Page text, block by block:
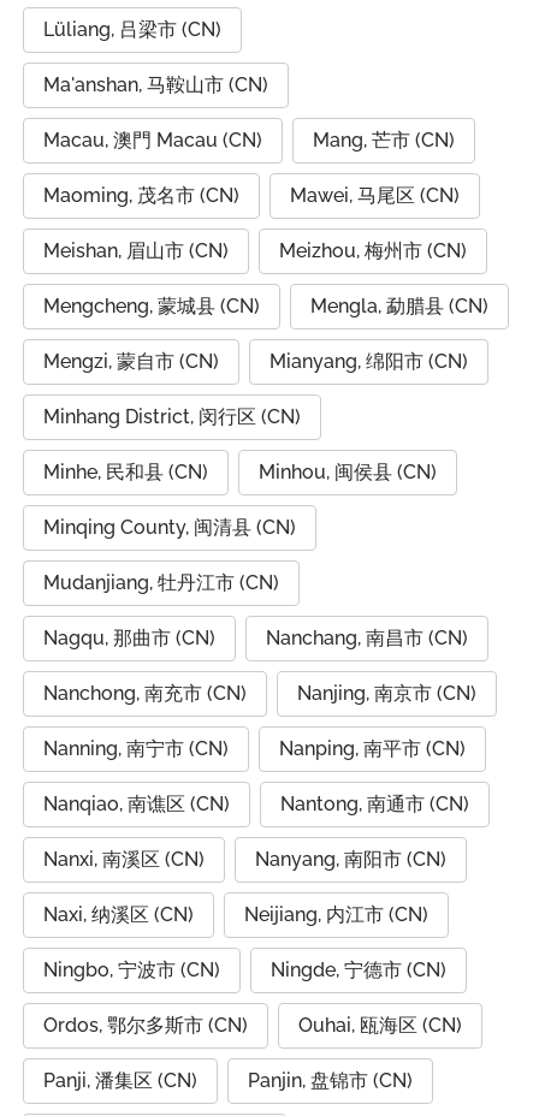
Lüliang, 吕梁市 (CN)
Ma'anshan, 马鞍山市 (CN)
Macau, 澳門 Macau (CN) Mang, 芒市 (CN)
Maoming, 茂名市 (CN) Mawei, 马尾区 (CN)
Meishan, 眉山市 (CN) Meizhou, 梅州市 (CN)
Mengcheng, 蒙城县 (CN) Mengla, 勐腊县 (CN)
Mengzi, 蒙自市 (CN) Mianyang, 绵阳市 (CN)
Minhang District, 闵行区 (CN)
Minhe, 民和县 (CN) Minhou, 闽侯县 (CN)
Minqing County, 闽清县 (CN)
Mudanjiang, 牡丹江市 (CN)
Nagqu, 那曲市 (CN) Nanchang, 南昌市 (CN)
Nanchong, 南充市 (CN) Nanjing, 南京市 (CN)
Nanning, 南宁市 (CN) Nanping, 南平市 (CN)
Nanqiao, 南谯区 (CN) Nantong, 南通市 (CN)
Nanxi, 南溪区 (CN) Nanyang, 南阳市 (CN)
Naxi, 纳溪区 (CN) Neijiang, 内江市 (CN)
Ningbo, 宁波市 (CN) Ningde, 宁德市 (CN)
Ordos, 鄂尔多斯市 (CN) Ouhai, 瓯海区 (CN)
Panji, 潘集区 (CN) Panjin, 盘锦市 (CN)